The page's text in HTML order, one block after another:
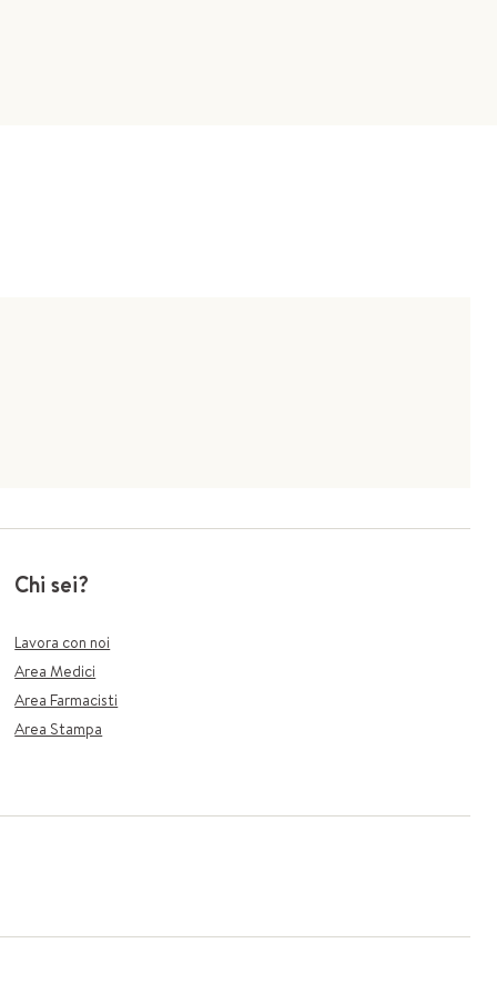
Chi sei?
Lavora con noi
Area Medici
Area Farmacisti
Area Stampa